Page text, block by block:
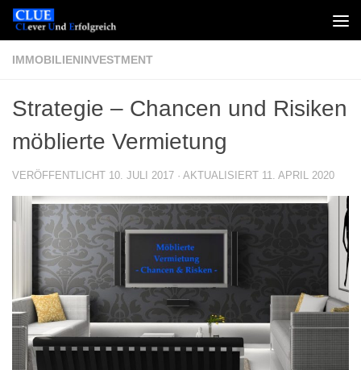
Zum Inhalt springen
IMMOBILIENINVESTMENT
Strategie – Chancen und Risiken
möblierte Vermietung
VERÖFFENTLICHT 10. JULI 2017 · AKTUALISIERT 11. APRIL 2020